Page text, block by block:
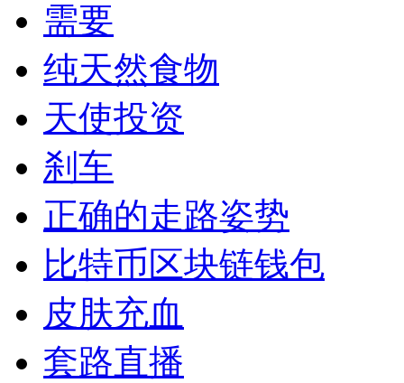
需要
纯天然食物
天使投资
刹车
正确的走路姿势
比特币区块链钱包
皮肤充血
套路直播